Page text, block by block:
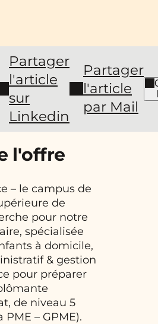
Partager
l'article
sur
Linkedin
Partager
l'article
par Mail
l'offre
– le campus de
de
pour notre
spécialisée
à domicile,
& gestion
pour préparer
de niveau 5
PME – GPME).